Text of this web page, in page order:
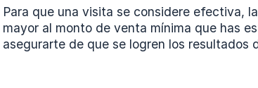
Para que una visita se considere efectiva,
mayor al monto de venta mínima que has
asegurarte de que se logren los resultados